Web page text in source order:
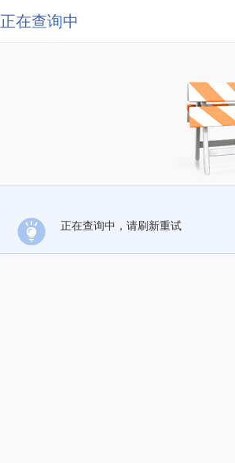
正在查询中
正在查询中，请刷新重试